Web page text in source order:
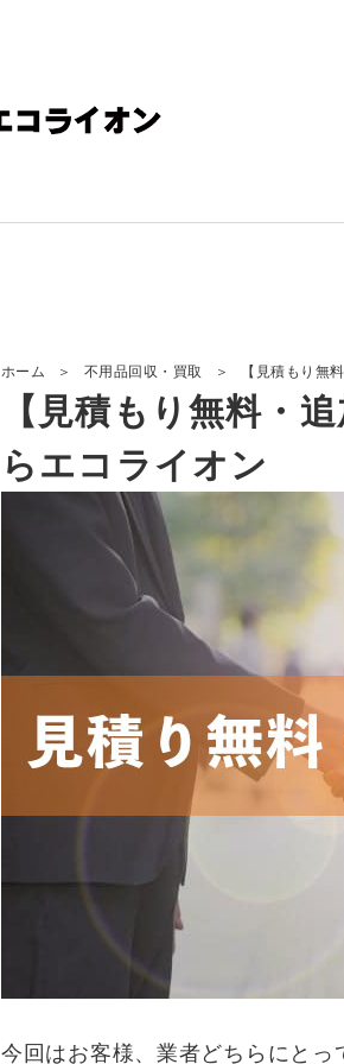
ホーム ＞ 不用品回収・買取 ＞ 【見積もり無
【見積もり無料・
らエコライオン
今回はお客様、業者どちらにとっ